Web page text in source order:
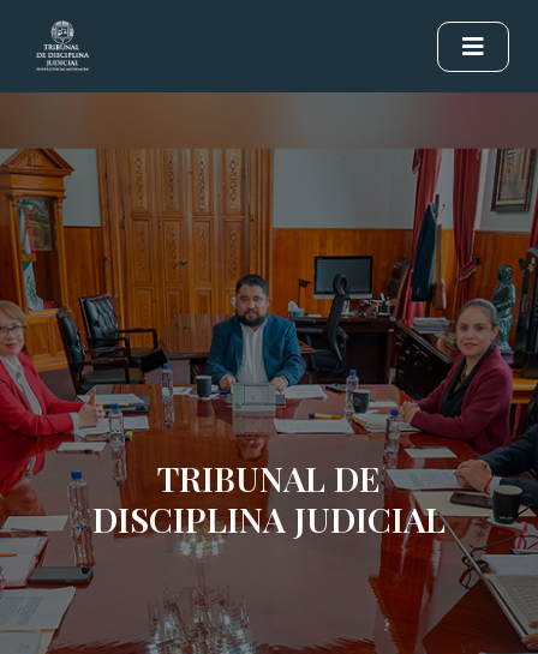
TRIBUNAL DE
DISCIPLINA JUDICIAL